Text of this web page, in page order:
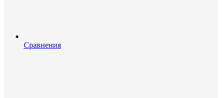
Сравнения